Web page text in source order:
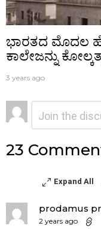
ಭಾರತದ ಮೊದಲ
ಕಾಲೇಜನ್ನು
3 years ago
ನಿಮ್ಮದೊಂದು
ಉತ್ತರ
23
Expand All
prodamus
2 years ago